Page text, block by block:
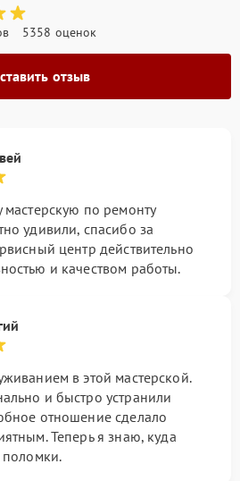
5358 оценок
отзыв
по ремонту
удивили, спасибо за
центр действительно
и качеством работы.
в этой мастерской.
и быстро устранили
отношение сделало
Теперь я знаю, куда
поломки.